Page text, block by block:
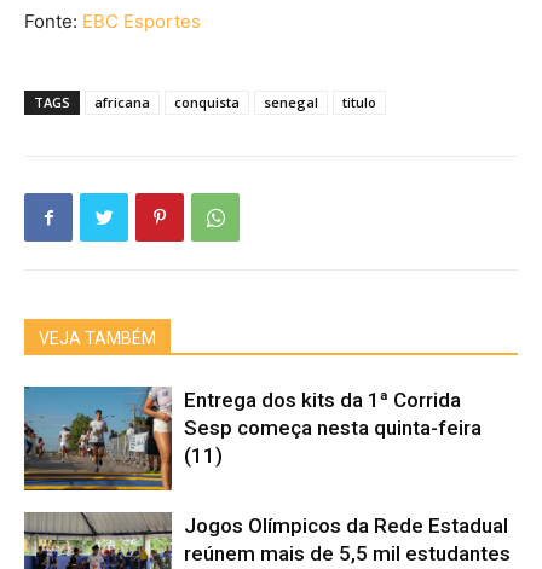
Fonte: EBC Esportes
TAGS africana conquista senegal titulo
VEJA TAMBÉM
Entrega dos kits da 1ª Corrida
Sesp começa nesta quinta-feira
(11)
Jogos Olímpicos da Rede Estadual
reúnem mais de 5,5 mil estudantes